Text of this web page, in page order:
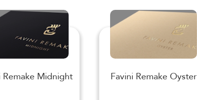
Remake Midnight Favini Remake Oyster